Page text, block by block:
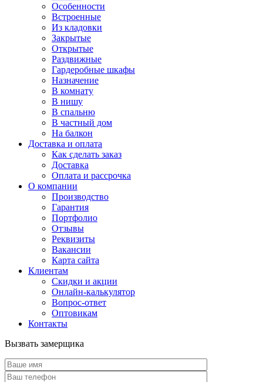
Особенности
Встроенные
Из кладовки
Закрытые
Открытые
Раздвижные
Гардеробные шкафы
Назначение
В комнату
В нишу
В спальню
В частный дом
На балкон
Доставка и оплата
Как сделать заказ
Доставка
Оплата и рассрочка
О компании
Производство
Гарантия
Портфолио
Отзывы
Реквизиты
Вакансии
Карта сайта
Клиентам
Скидки и акции
Онлайн-калькулятор
Вопрос-ответ
Оптовикам
Контакты
Вызвать замерщика